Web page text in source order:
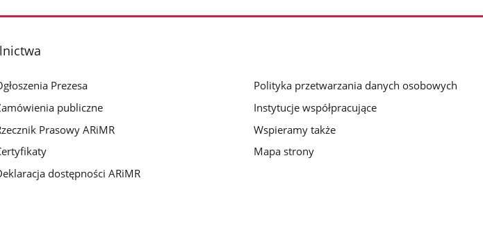
Prezesa
publiczne
Prasowy ARiMR
dostępności ARiMR
Polityka przetwarzania danych osobowych
Instytucje współpracujące
Wspieramy także
Mapa strony